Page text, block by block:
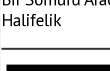
Halifelik